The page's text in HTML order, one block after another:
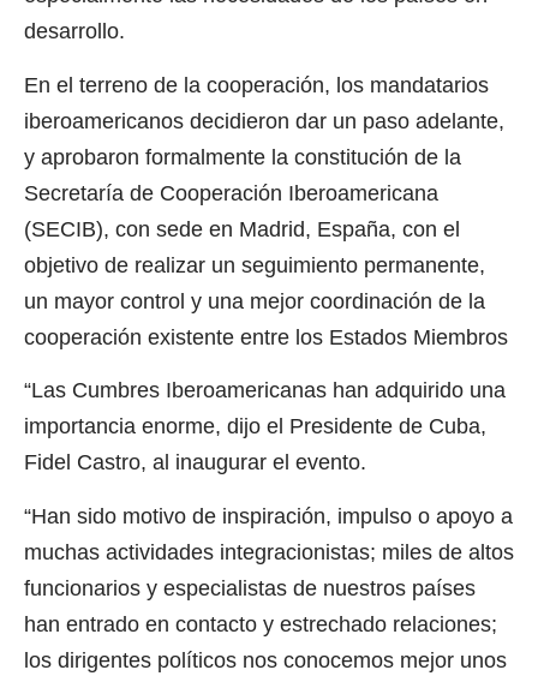
desarrollo.
En el terreno de la cooperación, los mandatarios
iberoamericanos decidieron dar un paso adelante,
y aprobaron formalmente la constitución de la
Secretaría de Cooperación Iberoamericana
(SECIB), con sede en Madrid, España, con el
objetivo de realizar un seguimiento permanente,
un mayor control y una mejor coordinación de la
cooperación existente entre los Estados Miembros
“Las Cumbres Iberoamericanas han adquirido una
importancia enorme, dijo el Presidente de Cuba,
Fidel Castro, al inaugurar el evento.
“Han sido motivo de inspiración, impulso o apoyo a
muchas actividades integracionistas; miles de altos
funcionarios y especialistas de nuestros países
han entrado en contacto y estrechado relaciones;
los dirigentes políticos nos conocemos mejor unos